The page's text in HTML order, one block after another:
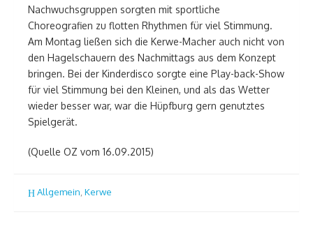
Nachwuchsgruppen sorgten mit sportliche
Choreografien zu flotten Rhythmen für viel Stimmung.
Am Montag ließen sich die Kerwe-Macher auch nicht von
den Hagelschauern des Nachmittags aus dem Konzept
bringen. Bei der Kinderdisco sorgte eine Play-back-Show
für viel Stimmung bei den Kleinen, und als das Wetter
wieder besser war, war die Hüpfburg gern genutztes
Spielgerät.
(Quelle OZ vom 16.09.2015)
Allgemein Kerwe